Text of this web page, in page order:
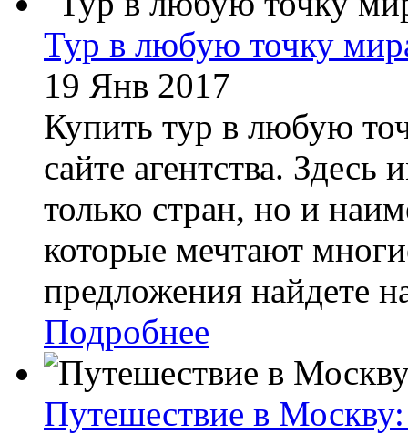
Тур в любую точку
19 Янв 2017
Купить тур в любую
сайте агентства.
только стран, но и
которые мечтают
предложения найдете
Подробнее
Путешествие в